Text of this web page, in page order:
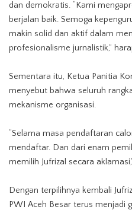
dan demokratis. “Kami
berjalan baik. Semoga
makin solid dan aktif dalam
profesionalisme jurnalistik,”
Sementara itu, Ketua Panitia
menyebut bahwa seluruh
mekanisme organisasi.
“Selama masa pendaftaran
mendaftar. Dan dari enam
memilih Jufrizal secara
Dengan terpilihnya kembali
PWI Aceh Besar terus menjadi